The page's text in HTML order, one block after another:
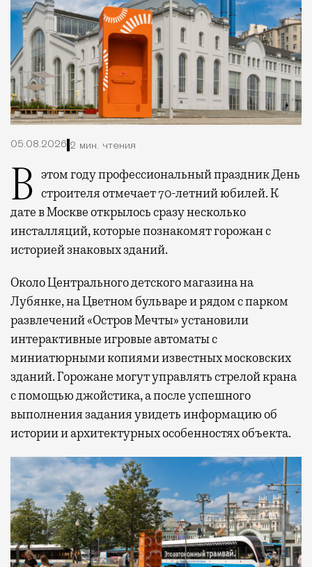
05.08.2026 2 мин. чтения
В этом году профессиональный праздник День строителя отмечает 70-летний юбилей. К
дате в Москве открылось сразу несколько
инсталляций, которые познакомят горожан с
историей знаковых зданий.
Около Центрального детского магазина на
Лубянке, на Цветном бульваре и рядом с парком
развлечений «Остров Мечты» установили
интерактивные игровые автоматы с
миниатюрными копиями известных московских
зданий. Горожане могут управлять стрелой крана
с помощью джойстика, а после успешного
выполнения задания увидеть информацию об
истории и архитектурных особенностях объекта.